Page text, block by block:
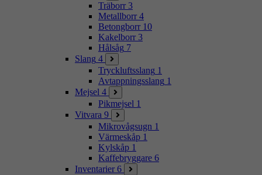
Träborr 3
Metallborr 4
Betongborr 10
Kakelborr 3
Hålsåg 7
Slang 4
Tryckluftsslang 1
Avtappningsslang 1
Mejsel 4
Pikmejsel 1
Vitvara 9
Mikrovågsugn 1
Värmeskåp 1
Kylskåp 1
Kaffebryggare 6
Inventarier 6